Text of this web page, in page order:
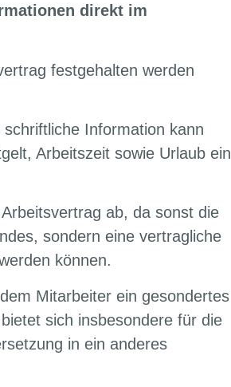
direkt im
festgehalten werden
Information kann
Arbeitszeit sowie Urlaub ein
ab, da sonst die
sondern eine vertragliche
können.
Mitarbeiter ein gesondertes
sich insbesondere für die
in ein anderes